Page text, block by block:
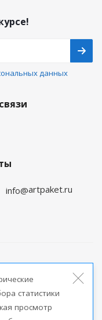
данных
info@artpaket.ru
статистики
просмотр